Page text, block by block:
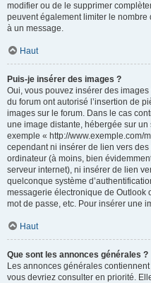
modifier ou de le supprimer
peuvent également limiter le nombre
à un message.
Haut
Puis-je insérer des images ?
Oui, vous pouvez insérer des
du forum ont autorisé l’insertion de
images sur le forum. Dans le cas
une image distante, hébergée sur
exemple « http://www.exemple.com/
cependant ni insérer de lien vers
ordinateur (à moins, bien
serveur internet), ni insérer de lien
quelconque système
messagerie électronique de Outlook
mot de passe, etc. Pour insérer une
Haut
Que sont les annonces générales ?
Les annonces générales
vous devriez consulter en priorité.